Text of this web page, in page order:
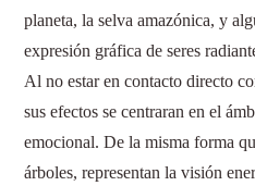
planeta, la selva amazónica, y
expresión gráfica de seres
Al no estar en contacto directo
sus efectos se centraran en el
emocional. De la misma forma
árboles, representan la visión